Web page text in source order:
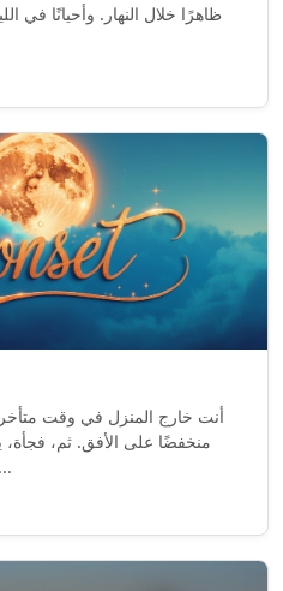
ظاهرًا خلال النهار. وأحيانًا في
أنت خارج المنزل في وقت
منخفضًا على الأفق. ثم، فجأة،
غروب القمر. يحدث كل يوم، لك...